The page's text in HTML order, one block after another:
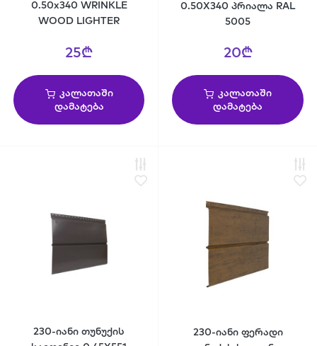
0.50x340 WRINKLE
WOOD LIGHTER
25₾
კალათაში
დამატება
0.50X340 პრიალა RAL
5005
20₾
კალათაში
დამატება
230-იანი თუნუქის
230-იანი ფერადი